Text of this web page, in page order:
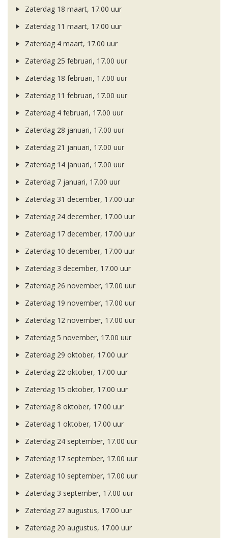
Zaterdag 18 maart, 17.00 uur
Zaterdag 11 maart, 17.00 uur
Zaterdag 4 maart, 17.00 uur
Zaterdag 25 februari, 17.00 uur
Zaterdag 18 februari, 17.00 uur
Zaterdag 11 februari, 17.00 uur
Zaterdag 4 februari, 17.00 uur
Zaterdag 28 januari, 17.00 uur
Zaterdag 21 januari, 17.00 uur
Zaterdag 14 januari, 17.00 uur
Zaterdag 7 januari, 17.00 uur
Zaterdag 31 december, 17.00 uur
Zaterdag 24 december, 17.00 uur
Zaterdag 17 december, 17.00 uur
Zaterdag 10 december, 17.00 uur
Zaterdag 3 december, 17.00 uur
Zaterdag 26 november, 17.00 uur
Zaterdag 19 november, 17.00 uur
Zaterdag 12 november, 17.00 uur
Zaterdag 5 november, 17.00 uur
Zaterdag 29 oktober, 17.00 uur
Zaterdag 22 oktober, 17.00 uur
Zaterdag 15 oktober, 17.00 uur
Zaterdag 8 oktober, 17.00 uur
Zaterdag 1 oktober, 17.00 uur
Zaterdag 24 september, 17.00 uur
Zaterdag 17 september, 17.00 uur
Zaterdag 10 september, 17.00 uur
Zaterdag 3 september, 17.00 uur
Zaterdag 27 augustus, 17.00 uur
Zaterdag 20 augustus, 17.00 uur